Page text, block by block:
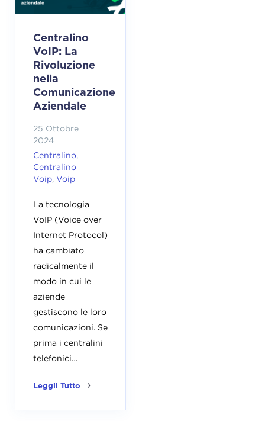
Centralino
VoIP: La
Rivoluzione
nella
Comunicazione
Aziendale
25 Ottobre
2024
Centralino,
Centralino
Voip, Voip
La tecnologia
VoIP (Voice over
Internet Protocol)
ha cambiato
radicalmente il
modo in cui le
aziende
gestiscono le loro
comunicazioni. Se
prima i centralini
telefonici…
Leggii Tutto